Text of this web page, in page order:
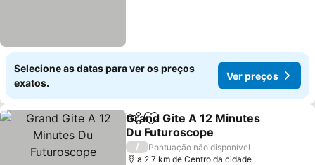
Selecione as datas para ver os preços
exatos.
Ver preços
PartilharAdicionar aos favoritos
Grand Gite A 12 Minutes
Du Futuroscope
Ver preços
/
Pontuação não disponível
a 2.7 km de Centro da cidade